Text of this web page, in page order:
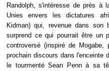
Randolph, s'intéresse de près à
Unies envers les dictatures
Kidman) qui, revenue dans son
surprend ce qui pourrait être un
controversé (inspiré de
prochain discours dans l'enceinte
le tourmenté Sean Penn à sa